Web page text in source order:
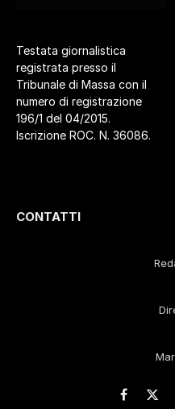
Testata giornalistica
registrata presso il
Tribunale di Massa con il
numero di registrazione
196/1 del 04/2015.
Iscrizione ROC. N. 36086.
CONTATTI
X